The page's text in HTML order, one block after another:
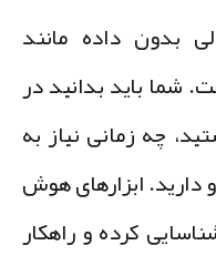
داده مانند
باید بدانید در
زمانی نیاز به
ابزارهای هوش
کرده و راهکار